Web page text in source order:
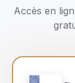
Accès en